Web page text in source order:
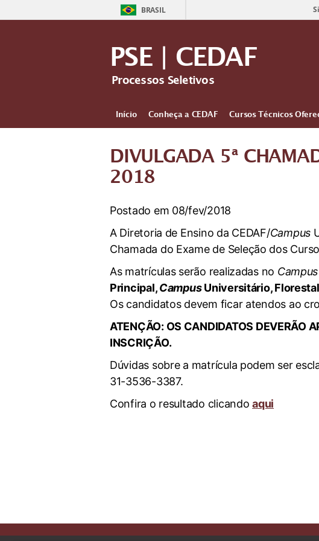
BRASIL
PSE | CEDAF
Processos Seletivos
Início Conheça a CEDAF Cursos Técnicos
DIVULGADA 5ª
2018
Postado em 08/fev/2018
A Diretoria de Ensino da CEDAF/Campus
Chamada do Exame de Seleção dos
As matrículas serão realizadas no Campus
Principal,CampusUniversitário, Florestal
Os candidatos devem ficar atendos ao
ATENÇÃO: OS CANDIDATOS DEVERÃO
INSCRIÇÃO.
Dúvidas sobre a matrícula podem ser
31-3536-3387.
Confira o resultado clicandoaqui